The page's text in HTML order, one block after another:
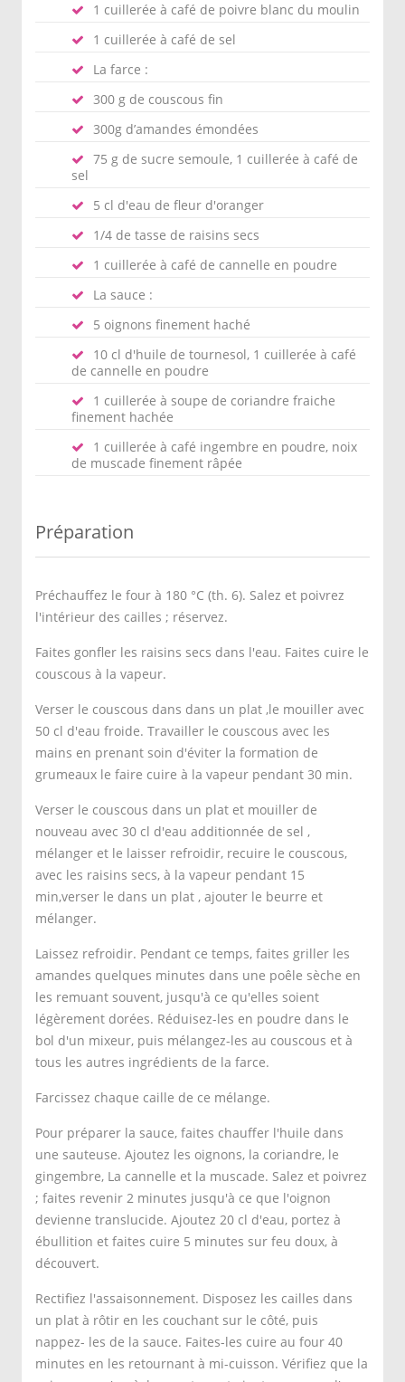
1 cuillerée à café de poivre blanc du moulin
1 cuillerée à café de sel
La farce :
300 g de couscous fin
300g d’amandes émondées
75 g de sucre semoule, 1 cuillerée à café de
sel
5 cl d'eau de fleur d'oranger
1/4 de tasse de raisins secs
1 cuillerée à café de cannelle en poudre
La sauce :
5 oignons finement haché
10 cl d'huile de tournesol, 1 cuillerée à café
de cannelle en poudre
1 cuillerée à soupe de coriandre fraiche
finement hachée
1 cuillerée à café ingembre en poudre, noix
de muscade finement râpée
Préparation
Préchauffez le four à 180 °C (th. 6). Salez et poivrez
l'intérieur des cailles ; réservez.
Faites gonfler les raisins secs dans l'eau. Faites cuire le
couscous à la vapeur.
Verser le couscous dans dans un plat ,le mouiller avec
50 cl d'eau froide. Travailler le couscous avec les
mains en prenant soin d'éviter la formation de
grumeaux le faire cuire à la vapeur pendant 30 min.
Verser le couscous dans un plat et mouiller de
nouveau avec 30 cl d'eau additionnée de sel ,
mélanger et le laisser refroidir, recuire le couscous,
avec les raisins secs, à la vapeur pendant 15
min,verser le dans un plat , ajouter le beurre et
mélanger.
Laissez refroidir. Pendant ce temps, faites griller les
amandes quelques minutes dans une poêle sèche en
les remuant souvent, jusqu'à ce qu'elles soient
légèrement dorées. Réduisez-les en poudre dans le
bol d'un mixeur, puis mélangez-les au couscous et à
tous les autres ingrédients de la farce.
Farcissez chaque caille de ce mélange.
Pour préparer la sauce, faites chauffer l'huile dans
une sauteuse. Ajoutez les oignons, la coriandre, le
gingembre, La cannelle et la muscade. Salez et poivrez
; faites revenir 2 minutes jusqu'à ce que l'oignon
devienne translucide. Ajoutez 20 cl d'eau, portez à
ébullition et faites cuire 5 minutes sur feu doux, à
découvert.
Rectifiez l'assaisonnement. Disposez les cailles dans
un plat à rôtir en les couchant sur le côté, puis
nappez- les de la sauce. Faites-les cuire au four 40
minutes en les retournant à mi-cuisson. Vérifiez que la